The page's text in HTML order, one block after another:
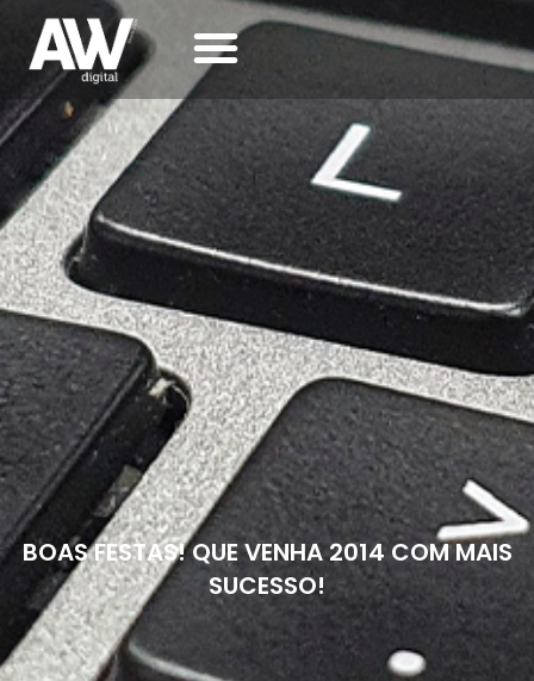
BOAS FESTAS! QUE VENHA 2014 COM MAIS
SUCESSO!